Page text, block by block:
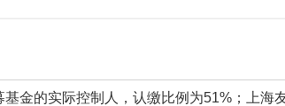
金的实际控制人，认缴比例为51%；上海